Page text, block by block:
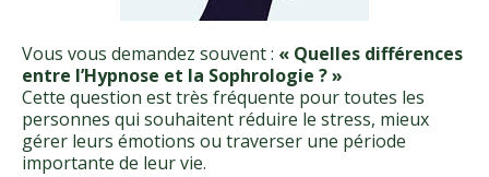
Vous vous demandez souvent : « Quelles différences
entre l’Hypnose et la Sophrologie ? »
Cette question est très fréquente pour toutes les
personnes qui souhaitent réduire le stress, mieux
gérer leurs émotions ou traverser une période
importante de leur vie.